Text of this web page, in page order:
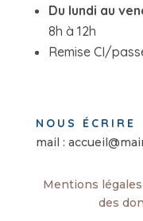
Du lundi au
8h à 12h
Remise CI/
NOUS ÉCRIRE
mail :
Mentions légales
des